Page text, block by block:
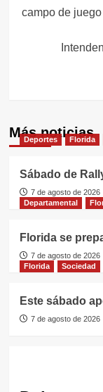
entradas
campo de
Más noticias
Deportes Florida
Sábado de
7 de agosto de 2026
Departamental
Florida se
7 de agosto de 2026
Florida
Sociedad
Este sábado
7 de agosto de 2026